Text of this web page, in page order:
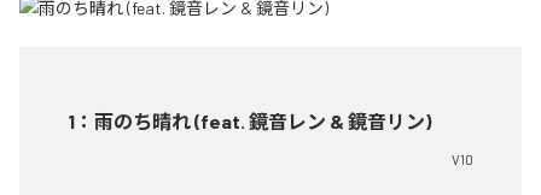
1 ： 雨のち晴れ (feat. 鏡音レン & 鏡音リン)
V10